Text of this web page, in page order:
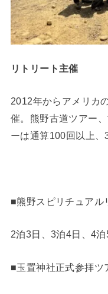
リトリート主催
2012年からアメリカ
催。熊野古道ツアー
ーは通算100回以上
■熊野スピリチュアル
2泊3日、3泊4日、4泊
■玉置神社正式参拝ツ